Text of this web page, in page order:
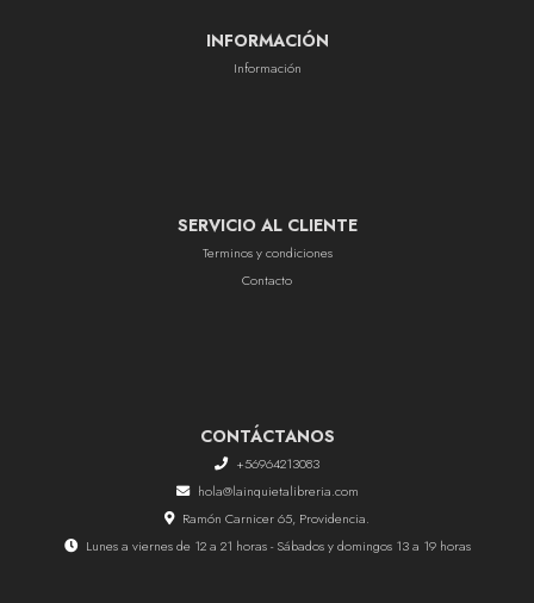
INFORMACIÓN
Información
SERVICIO AL CLIENTE
Terminos y condiciones
Contacto
CONTÁCTANOS
+56964213083
hola@lainquietalibreria.com
Ramón Carnicer 65, Providencia.
Lunes a viernes de 12 a 21 horas - Sábados y domingos 13 a 19 horas